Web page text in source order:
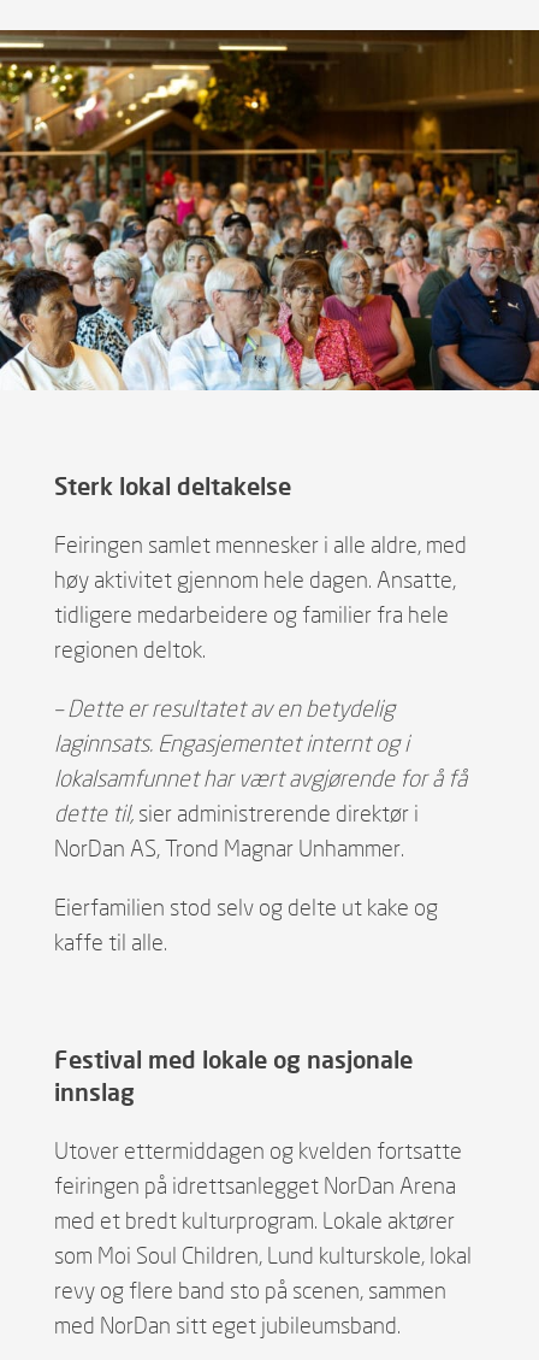
Sterk lokal deltakelse
Feiringen samlet mennesker i alle aldre, med
høy aktivitet gjennom hele dagen. Ansatte,
tidligere medarbeidere og familier fra hele
regionen deltok.
– Dette er resultatet av en betydelig
laginnsats. Engasjementet internt og i
lokalsamfunnet har vært avgjørende for å få
dette til,sier administrerende direktør i
NorDan AS, Trond Magnar Unhammer.
Eierfamilien stod selv og delte ut kake og
kaffe til alle.
Festival med lokale og nasjonale
innslag
Utover ettermiddagen og kvelden fortsatte
feiringen på idrettsanlegget NorDan Arena
med et bredt kulturprogram. Lokale aktører
som Moi Soul Children, Lund kulturskole, lokal
revy og flere band sto på scenen, sammen
med NorDan sitt eget jubileumsband.